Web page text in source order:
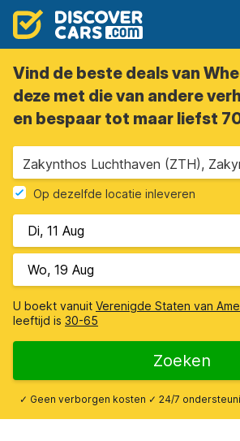
Vind de beste deals van
deze met die van andere
en bespaar tot maar liefst
Op dezelfde locatie inleveren
U boekt vanuit Verenigde Staten van
leeftijd is 30-65
Zoeken
✓ Geen verborgen kosten ✓ 24/7